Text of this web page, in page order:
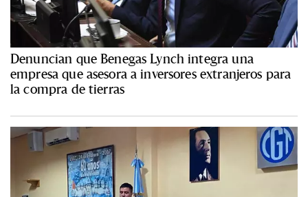
Denuncian que Benegas Lynch integra una
empresa que asesora a inversores extranjeros para
la compra de tierras